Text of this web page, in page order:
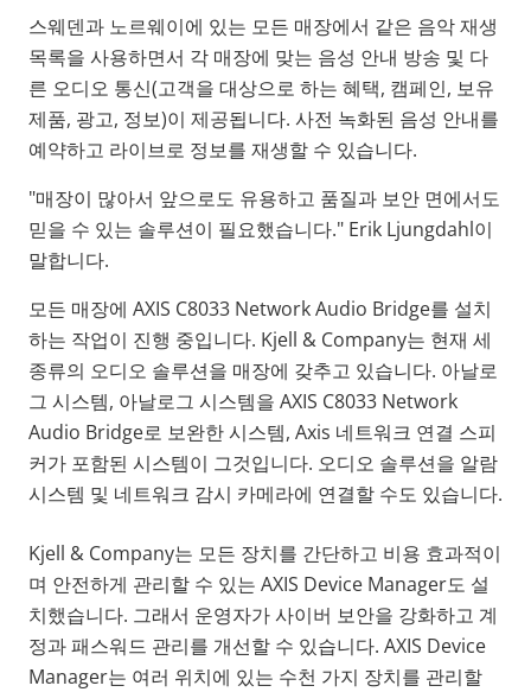
스웨덴과 노르웨이에 있는 모든 매장에서 같은 음악 재생
목록을 사용하면서 각 매장에 맞는 음성 안내 방송 및 다
른 오디오 통신(고객을 대상으로 하는 혜택, 캠페인, 보유
제품, 광고, 정보)이 제공됩니다. 사전 녹화된 음성 안내를
예약하고 라이브로 정보를 재생할 수 있습니다.
"매장이 많아서 앞으로도 유용하고 품질과 보안 면에서도
믿을 수 있는 솔루션이 필요했습니다." Erik Ljungdahl이
말합니다.
모든 매장에 AXIS C8033 Network Audio Bridge를 설치
하는 작업이 진행 중입니다. Kjell & Company는 현재 세
종류의 오디오 솔루션을 매장에 갖추고 있습니다. 아날로
그 시스템, 아날로그 시스템을 AXIS C8033 Network
Audio Bridge로 보완한 시스템, Axis 네트워크 연결 스피
커가 포함된 시스템이 그것입니다. 오디오 솔루션을 알람
시스템 및 네트워크 감시 카메라에 연결할 수도 있습니다.
Kjell & Company는 모든 장치를 간단하고 비용 효과적이
며 안전하게 관리할 수 있는 AXIS Device Manager도 설
치했습니다. 그래서 운영자가 사이버 보안을 강화하고 계
정과 패스워드 관리를 개선할 수 있습니다. AXIS Device
Manager는 여러 위치에 있는 수천 가지 장치를 관리할